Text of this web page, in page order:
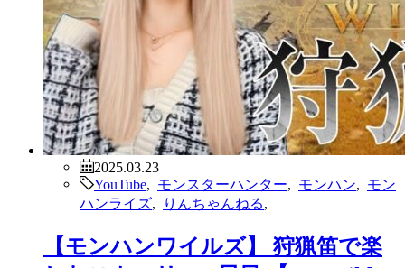
2025.03.23
YouTube
モンスターハンター モンハン
モン
ハンライズ
りんちゃんねる
【モンハンワイルズ】 狩猟笛で楽